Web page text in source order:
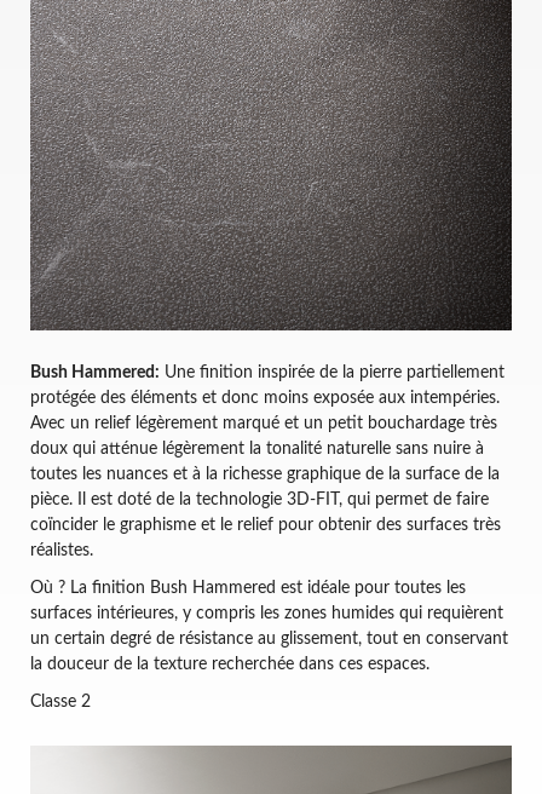
Bush Hammered: Une finition inspirée de la pierre partiellement
protégée des éléments et donc moins exposée aux intempéries.
Avec un relief légèrement marqué et un petit bouchardage très
doux qui atténue légèrement la tonalité naturelle sans nuire à
toutes les nuances et à la richesse graphique de la surface de la
pièce. Il est doté de la technologie 3D-FIT, qui permet de faire
coïncider le graphisme et le relief pour obtenir des surfaces très
réalistes.
Où ? La finition Bush Hammered est idéale pour toutes les
surfaces intérieures, y compris les zones humides qui requièrent
un certain degré de résistance au glissement, tout en conservant
la douceur de la texture recherchée dans ces espaces.
Classe 2